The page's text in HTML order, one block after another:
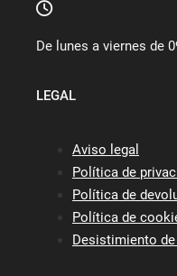
De lunes a viernes de
LEGAL
Aviso legal
Política de
Política de
Política de
Desistimiento